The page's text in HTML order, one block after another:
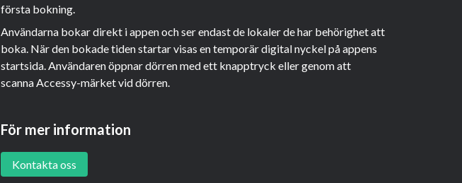
första bokning.
Användarna bokar direkt i appen och ser endast de lokaler de har behörighet att
boka. När den bokade tiden startar visas en temporär digital nyckel på appens
startsida. Användaren öppnar dörren med ett knapptryck eller genom att
scanna Accessy-märket vid dörren.
För mer information
Kontakta oss